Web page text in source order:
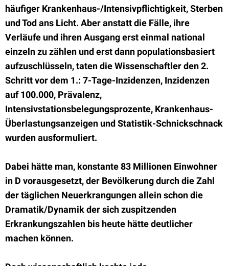
häufiger Krankenhaus-/Intensivpflichtigkeit, Sterben
und Tod ans Licht. Aber anstatt die Fälle, ihre
Verläufe und ihren Ausgang erst einmal national
einzeln zu zählen und erst dann populationsbasiert
aufzuschlüsseln, taten die Wissenschaftler den 2.
Schritt vor dem 1.: 7-Tage-Inzidenzen, Inzidenzen
auf 100.000, Prävalenz,
Intensivstationsbelegungsprozente, Krankenhaus-
Überlastungsanzeigen und Statistik-Schnickschnack
wurden ausformuliert.
Dabei hätte man, konstante 83 Millionen Einwohner
in D vorausgesetzt, der Bevölkerung durch die Zahl
der täglichen Neuerkrangungen allein schon die
Dramatik/Dynamik der sich zuspitzenden
Erkrankungszahlen bis heute hätte deutlicher
machen können.